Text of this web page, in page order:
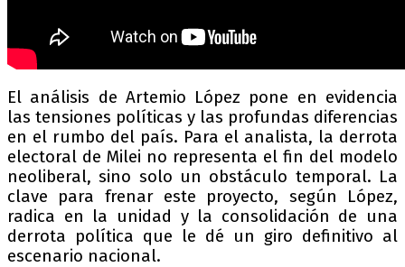
El análisis de Artemio López pone en evidencia
las tensiones políticas y las profundas diferencias
en el rumbo del país. Para el analista, la derrota
electoral de Milei no representa el fin del modelo
neoliberal, sino solo un obstáculo temporal. La
clave para frenar este proyecto, según López,
radica en la unidad y la consolidación de una
derrota política que le dé un giro definitivo al
escenario nacional.